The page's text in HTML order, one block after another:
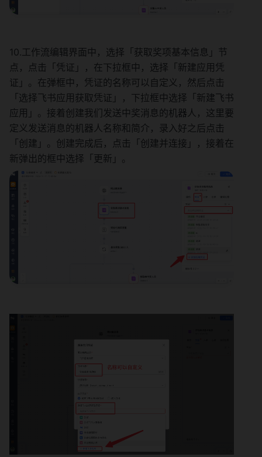
10.工作流编辑界面中，选择「获取奖项基本信息」节
点，点击「凭证」，在下拉框中，选择「新建应用凭
证」。在弹框中，凭证的名称可以自定义，然后点击
「选择飞书应用获取凭证」，下拉框中选择「新建飞书
应用」。接着创建我们发送中奖消息的机器人，这里要
定义发送消息的机器人名称和简介，录入好之后点击
「创建」。创建完成后，点击「创建并连接」，接着在
新弹出的框中选择「更新」。